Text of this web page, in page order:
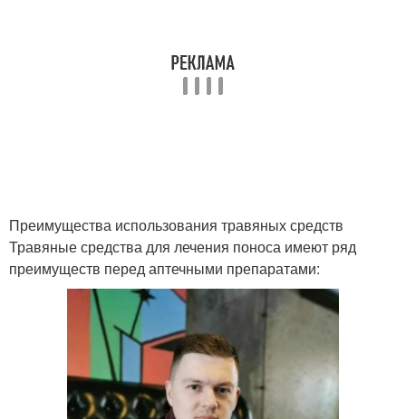
Преимущества использования травяных средств
Травяные средства для лечения поноса имеют ряд
преимуществ перед аптечными препаратами: